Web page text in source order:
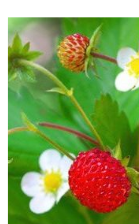
Brigades
Blog
Over ons
Contact